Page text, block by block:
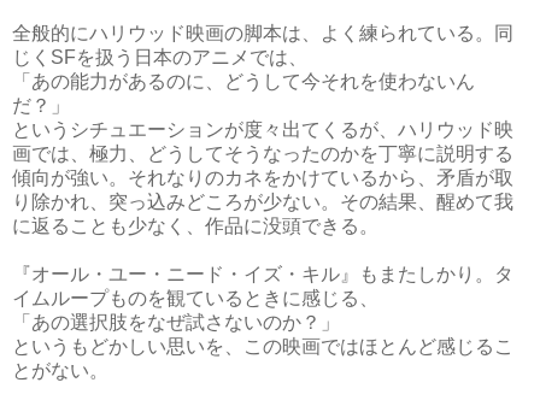
全般的にハリウッド映画の脚本は、よく練られている。同
じくSFを扱う日本のアニメでは、
「あの能力があるのに、どうして今それを使わないん
だ？」
というシチュエーションが度々出てくるが、ハリウッド映
画では、極力、どうしてそうなったのかを丁寧に説明する
傾向が強い。それなりのカネをかけているから、矛盾が取
り除かれ、突っ込みどころが少ない。その結果、醒めて我
に返ることも少なく、作品に没頭できる。
『オール・ユー・ニード・イズ・キル』もまたしかり。タ
イムループものを観ているときに感じる、
「あの選択肢をなぜ試さないのか？」
というもどかしい思いを、この映画ではほとんど感じるこ
とがない。